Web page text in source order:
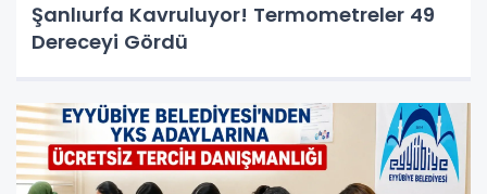
Şanlıurfa Kavruluyor! Termometreler 49
Dereceyi Gördü